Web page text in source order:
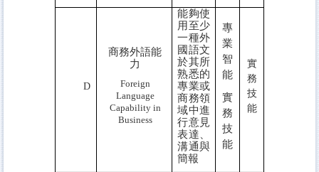
D
商務外語能
力
Foreign
Language
Capability in
Business
能夠使
用至少
一種外
國語文
於其所
熟悉的
專業或
商務領
域中進
行意見
表達、
溝通與
簡報
專
業
智
能
實
務
技
能
實
務
技
能